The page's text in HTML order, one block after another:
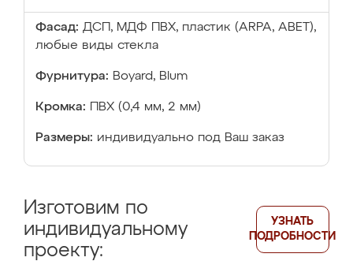
Фасад: ДСП, МДФ ПВХ, пластик (ARPA, ABET),
любые виды стекла
Фурнитура: Boyard, Blum
Кромка: ПВХ (0,4 мм, 2 мм)
Размеры: индивидуально под Ваш заказ
Изготовим по
индивидуальному
проекту:
УЗНАТЬ
ПОДРОБНОСТИ